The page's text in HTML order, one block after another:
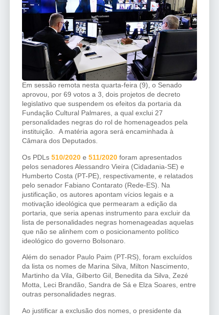
Em sessão remota nesta quarta-feira (9), o Senado
aprovou, por 69 votos a 3, dois projetos de decreto
legislativo que suspendem os efeitos da portaria da
Fundação Cultural Palmares, a qual exclui 27
personalidades negras do rol de homenageados pela
instituição. A matéria agora será encaminhada à
Câmara dos Deputados.
Os PDLs 510/2020 e 511/2020 foram apresentados
pelos senadores Alessandro Vieira (Cidadania-SE) e
Humberto Costa (PT-PE), respectivamente, e relatados
pelo senador Fabiano Contarato (Rede-ES). Na
justificação, os autores apontam vícios legais e a
motivação ideológica que permearam a edição da
portaria, que seria apenas instrumento para excluir da
lista de personalidades negras homenageadas aquelas
que não se alinhem com o posicionamento político
ideológico do governo Bolsonaro.
Além do senador Paulo Paim (PT-RS), foram excluídos
da lista os nomes de Marina Silva, Milton Nascimento,
Martinho da Vila, Gilberto Gil, Benedita da Silva, Zezé
Motta, Leci Brandão, Sandra de Sá e Elza Soares, entre
outras personalidades negras.
Ao justificar a exclusão dos nomes, o presidente da